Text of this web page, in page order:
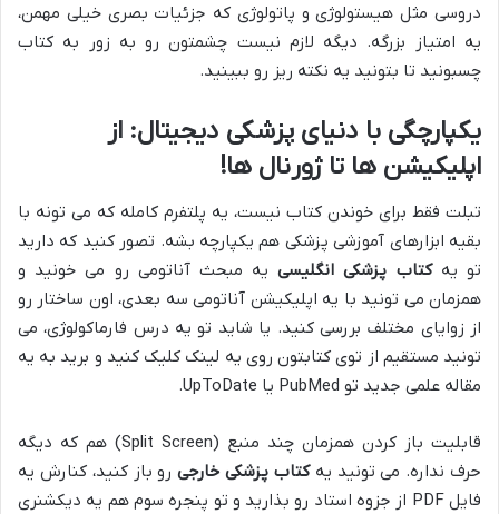
دروسی مثل هیستولوژی و پاتولوژی که جزئیات بصری خیلی مهمن،
یه امتیاز بزرگه. دیگه لازم نیست چشمتون رو به زور به کتاب
چسبونید تا بتونید یه نکته ریز رو ببینید.
یکپارچگی با دنیای پزشکی دیجیتال: از
اپلیکیشن ها تا ژورنال ها!
تبلت فقط برای خوندن کتاب نیست، یه پلتفرم کامله که می تونه با
بقیه ابزارهای آموزشی پزشکی هم یکپارچه بشه. تصور کنید که دارید
تو یهکتاب پزشکی انگلیسییه مبحث آناتومی رو می خونید و
همزمان می تونید با یه اپلیکیشن آناتومی سه بعدی، اون ساختار رو
از زوایای مختلف بررسی کنید. یا شاید تو یه درس فارماکولوژی، می
تونید مستقیم از توی کتابتون روی یه لینک کلیک کنید و برید به یه
مقاله علمی جدید تو PubMed یا UpToDate.
قابلیت باز کردن همزمان چند منبع (Split Screen) هم که دیگه
حرف نداره. می تونید یهکتاب پزشکی خارجیرو باز کنید، کنارش یه
فایل PDF از جزوه استاد رو بذارید و تو پنجره سوم هم یه دیکشنری